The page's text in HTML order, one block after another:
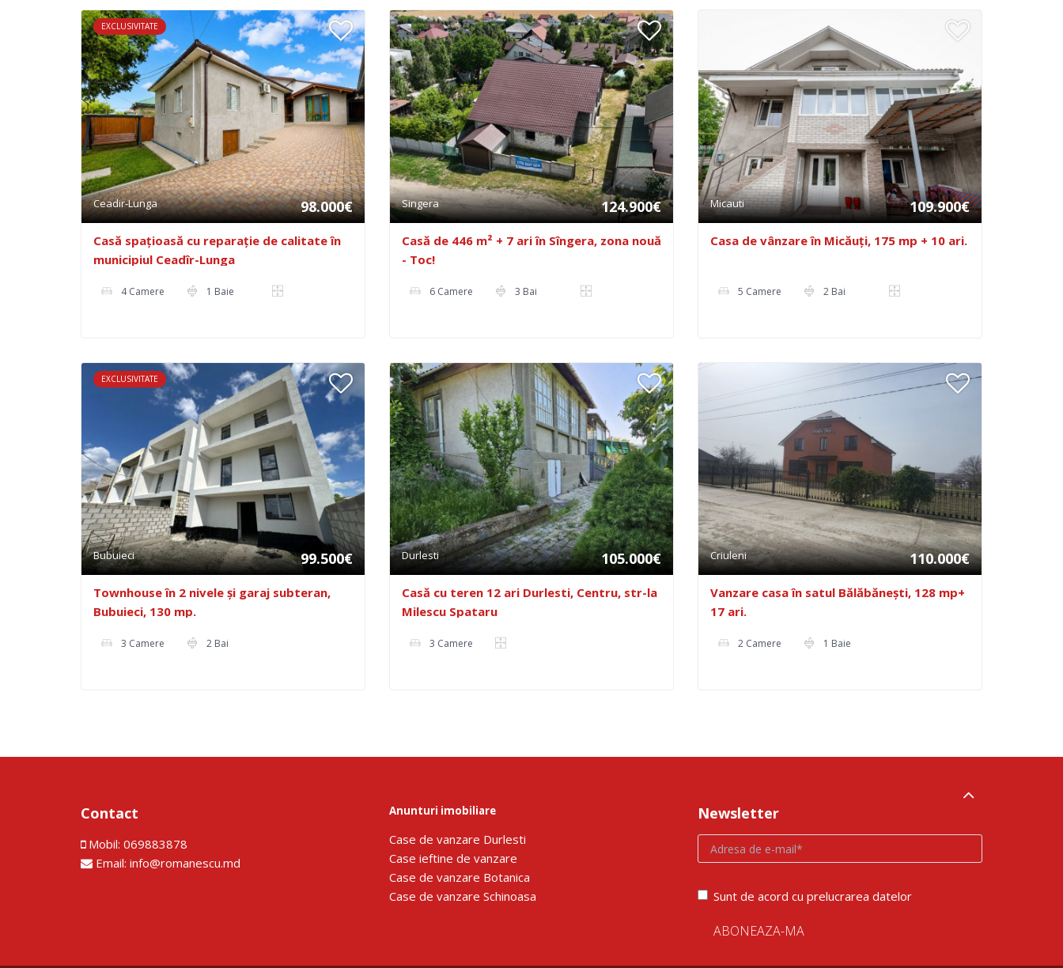
EXCLUSIVITATE
Ceadir-Lunga 98.000€
Casă spațioasă cu reparație de calitate în
municipiul Ceadîr-Lunga
4 Camere 1 Baie
Singera 124.900€
Casă de 446 m² + 7 ari în Sîngera, zona nouă
- Toc!
6 Camere 3 Bai
Micauti 109.900€
Casa de vânzare în Micăuți, 175 mp + 10 ari.
5 Camere 2 Bai
EXCLUSIVITATE
Bubuieci 99.500€
Townhouse în 2 nivele și garaj subteran,
Bubuieci, 130 mp.
3 Camere 2 Bai
Durlesti 105.000€
Casă cu teren 12 ari Durlesti, Centru, str-la
Milescu Spataru
3 Camere
Criuleni 110.000€
Vanzare casa în satul Bălăbănești, 128 mp+
17 ari.
2 Camere 1 Baie
Contact
Mobil: 069883878
Email: info@romanescu.md
Anunturi imobiliare
Сase de vanzare Durlesti
Сase ieftine de vanzare
Сase de vanzare Botanica
Сase de vanzare Schinoasa
Newsletter
Sunt de acord cu prelucrarea datelor